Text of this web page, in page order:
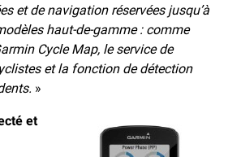
et de navigation réservées jusqu’à
haut-de-gamme : comme
Cycle Map, le service de
et la fonction de détection
»
et